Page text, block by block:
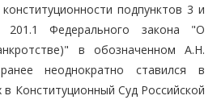
подпунктов 3 и
Федерального закона "О
в обозначенном А.Н.
неоднократно ставился в
Конституционный Суд Российской